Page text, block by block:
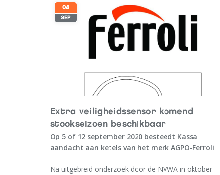
04
SEP
Extra veiligheidssensor komend
stookseizoen beschikbaar
Op 5 of 12 september 2020 besteedt Kassa
aandacht aan ketels van het merk AGPO-Ferroli
Na uitgebreid onderzoek door de NVWA in oktober